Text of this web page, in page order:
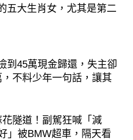
五大生肖女，尤其是第二
到45萬現金歸還，失主卻
不料少年一句話，讓其
隧道！副駕狂喊「減
」被BMW超車，隔天看